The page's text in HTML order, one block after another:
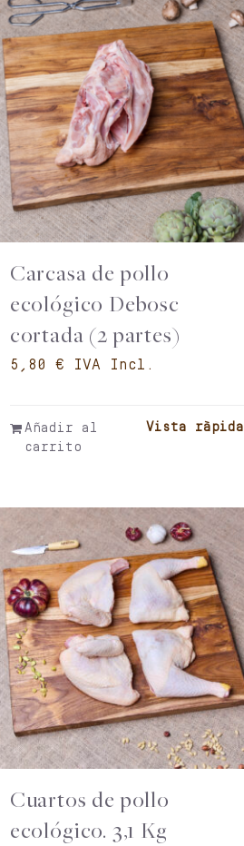
Carcasa de pollo
ecológico Debosc
cortada (2 partes)
€
Añadir al
carrito
Vista ràpida
Cuartos de pollo
ecológico. 3,1 Kg